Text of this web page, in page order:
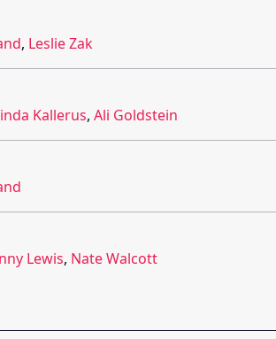
, Leslie Zak
Kallerus, Ali Goldstein
Lewis, Nate Walcott